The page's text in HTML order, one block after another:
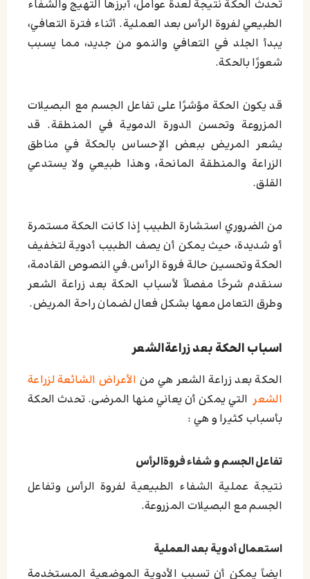
تحدث الحكة نتيجة لعدة عوامل، أبرزها التهيج والشفاء
الطبيعي لفروة الرأس بعد العملية. أثناء فترة التعافي،
يبدأ الجلد في التعافي والنمو من جديد، مما يسبب
شعورًا بالحكة.
قد يكون الحكة مؤشرًا على تفاعل الجسم مع البصيلات
المزروعة وتحسن الدورة الدموية في المنطقة. قد
يشعر المريض ببعض الإحساس بالحكة في مناطق
الزراعة والمنطقة المانحة، وهذا طبيعي ولا يستدعي
القلق.
من الضروري استشارة الطبيب إذا كانت الحكة مستمرة
أو شديدة، حيث يمكن أن يصف الطبيب أدوية لتخفيف
الحكة وتحسين حالة فروة الرأس.في النصوص القادمة،
سنقدم شرحًا مفصلاً لأسباب الحكة بعد زراعة الشعر
وطرق التعامل معها بشكل فعال لضمان راحة المريض.
اسباب الحکة بعد زراعةالشعر
الحكة بعد زراعة الشعر هي من الأعراض الشائعة لزراعة
الشعر التي يمكن أن يعاني منها المرضى. تحدث الحكة
بأسباب كثيرا و هي :
تفاعل الجسم و شفاء فروةالرأس
نتيجة عملية الشفاء الطبيعية لفروة الرأس وتفاعل
الجسم مع البصيلات المزروعة.
استعمال أدوية بعد العملية
ایضاً يمكن أن تسبب الأدوية الموضعية المستخدمة